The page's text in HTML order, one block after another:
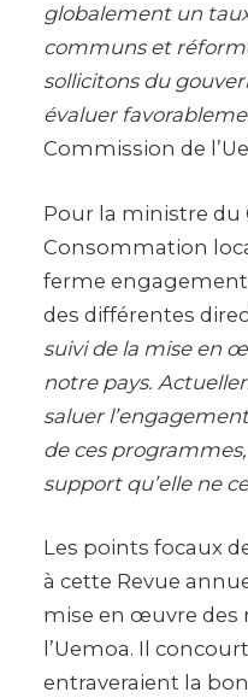
globalement un
communs et
sollicitons du
évaluer
Commission de
Pour la ministre du
Consommation
ferme
des différentes
suivi de la mise en
notre pays.
saluer
de ces
support qu’elle ne
Les points focaux
à cette Revue
mise en œuvre des
l’Uemoa. Il
entraveraient la